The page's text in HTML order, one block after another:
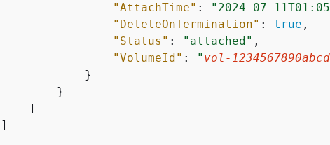
"AttachTime" : "2024-07-
"DeleteOnTermination" : true ,
"Status" : "attached" ,
"VolumeId" : " vol-
            }
        }
    ]
]